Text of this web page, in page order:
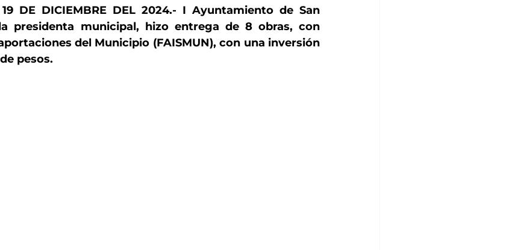
19 DE DICIEMBRE DEL 2024.- I Ayuntamiento de San
presidenta municipal, hizo entrega de 8 obras, con
del Municipio (FAISMUN), con una inversión
pesos.